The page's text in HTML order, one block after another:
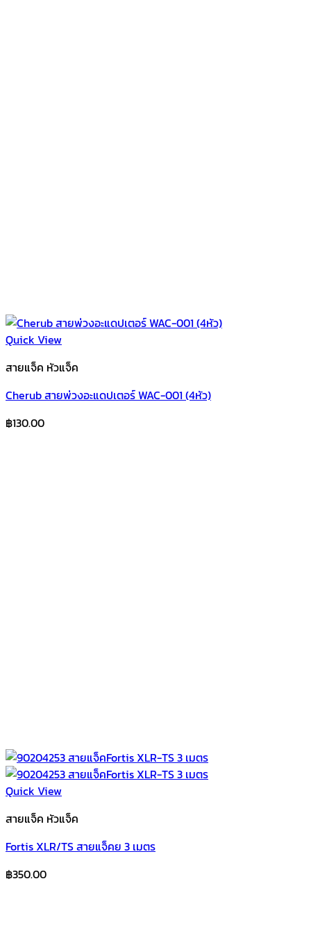
Quick View
สายแจ็ค หัวแจ็ค
Cherub สายพ่วงอะแดปเตอร์ WAC-001 (4หัว)
฿130.00
Quick View
สายแจ็ค หัวแจ็ค
Fortis XLR/TS สายแจ็คย 3 เมตร
฿350.00